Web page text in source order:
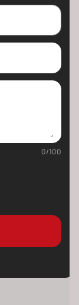
0/100